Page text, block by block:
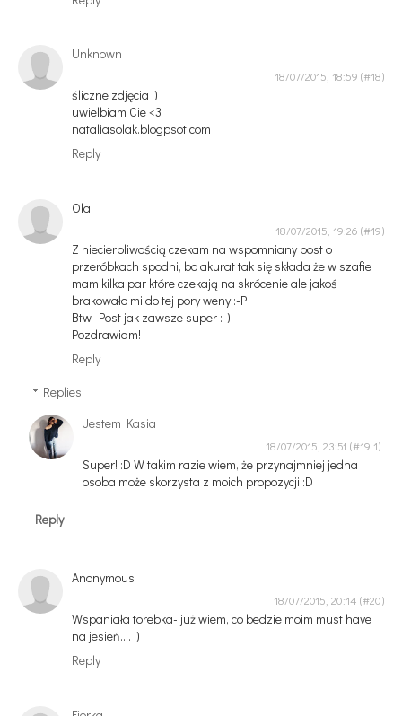
Unknown
18/07/2015, 18:59
śliczne zdjęcia ;)
uwielbiam Cie <3
nataliasolak.blogpsot.com
Reply
Ola
18/07/2015, 19:26
Z niecierpliwością czekam na wspomniany post o
przeróbkach spodni, bo akurat tak się składa że w szafie
mam kilka par które czekają na skrócenie ale jakoś
brakowało mi do tej pory weny :-P
Btw. Post jak zawsze super :-)
Pozdrawiam!
Reply
Replies
Jestem Kasia
18/07/2015, 23:51
Super! :D W takim razie wiem, że przynajmniej jedna
osoba może skorzysta z moich propozycji :D
Reply
Anonymous
18/07/2015, 20:14
Wspaniała torebka- już wiem, co bedzie moim must have
na jesień.... :)
Reply